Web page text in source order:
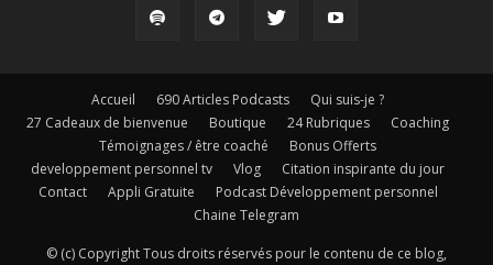
Accueil 690 Articles Podcasts
Qui suis-je ?
27 Cadeaux de bienvenue
Boutique 24 Rubriques
Coaching
Témoignages / être coaché
Bonus Offerts
developpement personnel tv
Vlog
Citation inspirante du jour
Contact
Appli Gratuite
Podcast Développement personnel
Chaine Telegram
© (c) Copyright Tous droits réservés pour le contenu de ce blog,